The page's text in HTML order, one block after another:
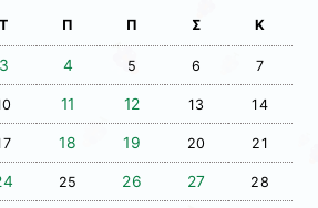
Τ Π Π Σ Κ
3 4 5 6 7
11 12 13 14
18 19 20 21
25 26 27 28